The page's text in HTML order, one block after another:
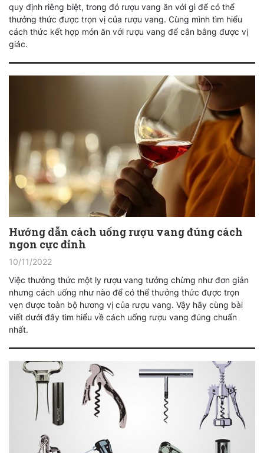
quy định riêng biệt, trong đó rượu vang ăn với gì để có thể
thưởng thức được trọn vị của rượu vang. Cùng mình tìm hiểu
cách thức kết hợp món ăn với rượu vang để cân bằng được vị
giác.
Hướng dẫn cách uống rượu vang đúng cách
ngon cực đỉnh
10/11/2022
Việc thưởng thức một ly rượu vang tưởng chừng như đơn giản
nhưng cách uống như nào để có thể thưởng thức được trọn
vẹn được toàn bộ hương vị của rượu vang. Vậy hãy cùng bài
viết dưới đây tìm hiểu về cách uống rượu vang đúng chuẩn
nhất.